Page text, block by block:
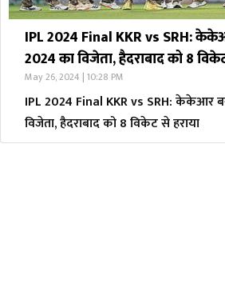
IPL 2024 Final KKR vs SRH:
2024 का विजेता, हैदराबाद को 8
May 26, 2024 | 10:28 PM
IPL 2024 Final KKR vs SRH: केकेआर
विजेता, हैदराबाद को 8 विकेट से हराया